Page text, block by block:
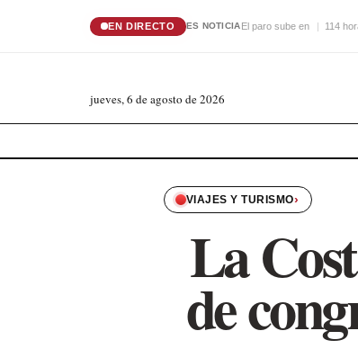
EN DIRECTO ES NOTICIAEl paro sube en 114
jueves, 6 de agosto de 2026
VIAJES Y TURISMO›
La
de